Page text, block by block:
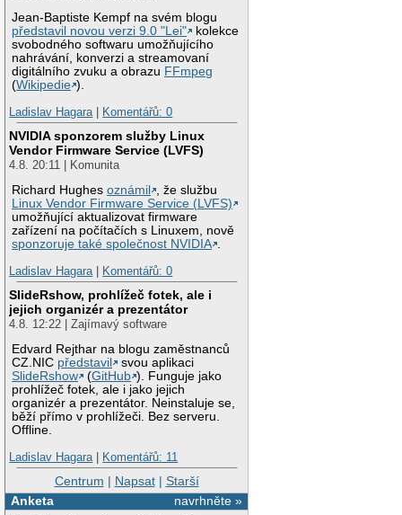
Jean-Baptiste Kempf na svém blogu
představil novou verzi 9.0 "Lei"
kolekce
svobodného softwaru umožňujícího
nahrávání, konverzi a streamovaní
digitálního zvuku a obrazu FFmpeg
(Wikipedie ).
Ladislav Hagara| Komentářů: 0
NVIDIA sponzorem služby Linux
Vendor Firmware Service (LVFS)
4.8. 20:11 | Komunita
Richard Hughesoznámil
, že službu
Linux Vendor Firmware Service (LVFS)
umožňující aktualizovat firmware
zařízení na počítačích s Linuxem, nově
sponzoruje také společnost NVIDIA .
Ladislav Hagara| Komentářů: 0
SlideRshow, prohlížeč fotek, ale i
jejich organizér a prezentátor
4.8. 12:22 | Zajímavý software
Edvard Rejthar na blogu zaměstnanců
CZ.NIC představil
svou aplikaci
SlideRshow
(GitHub ). Funguje jako
prohlížeč fotek, ale i jako jejich
organizér a prezentátor. Neinstaluje se,
běží přímo v prohlížeči. Bez serveru.
Offline.
Ladislav Hagara| Komentářů: 11
Centrum | Napsat| Starší
navrhněte »
Anketa